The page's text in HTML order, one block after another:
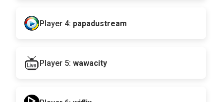
Player 4: papadustream
Player 5: wawacity